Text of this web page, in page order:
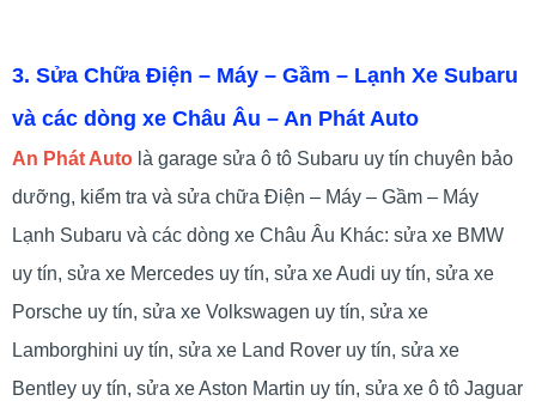
3. Sửa Chữa Điện – Máy – Gầm – Lạnh Xe Subaru
và các dòng xe Châu Âu – An Phát Auto
An Phát Auto là garage sửa ô tô Subaru uy tín chuyên bảo
dưỡng, kiểm tra và sửa chữa Điện – Máy – Gầm – Máy
Lạnh Subaru và các dòng xe Châu Âu Khác: sửa xe BMW
uy tín, sửa xe Mercedes uy tín, sửa xe Audi uy tín, sửa xe
Porsche uy tín, sửa xe Volkswagen uy tín, sửa xe
Lamborghini uy tín, sửa xe Land Rover uy tín, sửa xe
Bentley uy tín, sửa xe Aston Martin uy tín, sửa xe ô tô Jaguar